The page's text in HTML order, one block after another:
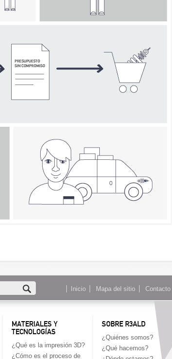
Inicio Mapa del sitio Contacto
MATERIALES Y
TECNOLOGÍAS
¿Qué es la impresión 3D?
¿Cómo es el proceso de
SOBRE R3ALD
¿Quiénes somos?
¿Qué hacemos?